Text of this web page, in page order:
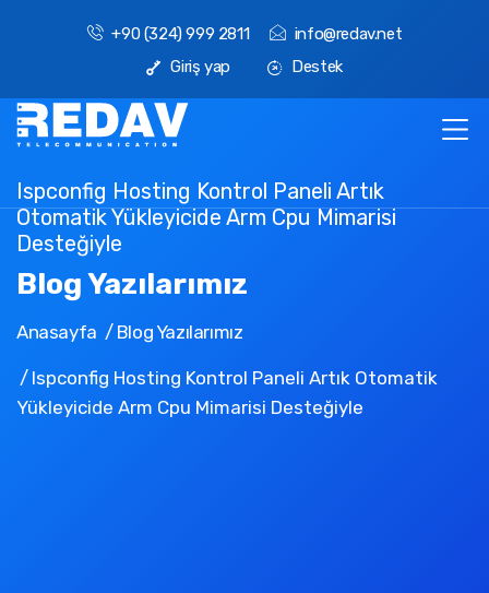
+90 (324) 999 2811
info@redav.net
Giriş yap
Destek
Ispconfig Hosting Kontrol Paneli Artık
Otomatik Yükleyicide Arm Cpu Mimarisi
Desteğiyle
Blog Yazılarımız
Anasayfa Blog Yazılarımız
Ispconfig Hosting Kontrol Paneli Artık Otomatik
Yükleyicide Arm Cpu Mimarisi Desteğiyle